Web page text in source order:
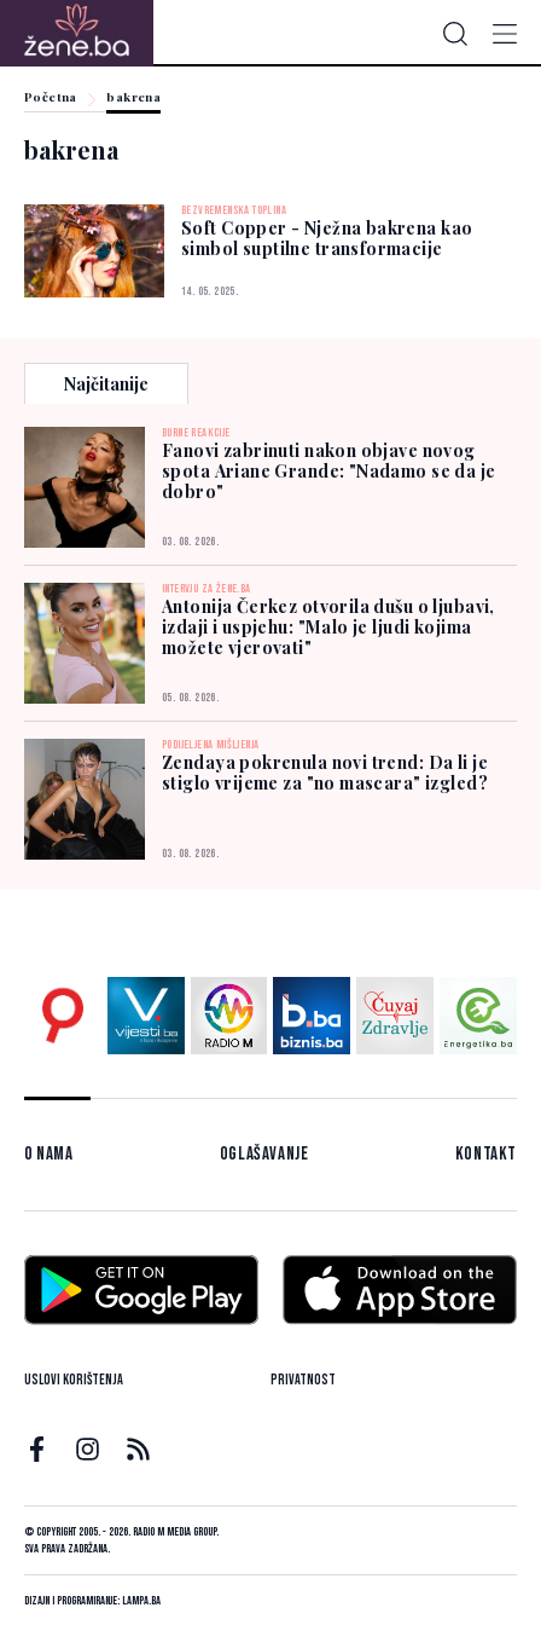
Početna bakrena
bakrena
BEZVREMENSKA TOPLINA
Soft Copper - Nježna bakrena kao
simbol suptilne transformacije
14. 05. 2025.
Najčitanije
BURNE REAKCIJE
Fanovi zabrinuti nakon objave novog
spota Ariane Grande: "Nadamo se da je
dobro"
03. 08. 2026.
INTERVJU ZA ŽENE.BA
Antonija Čerkez otvorila dušu o ljubavi,
izdaji i uspjehu: "Malo je ljudi kojima
možete vjerovati"
05. 08. 2026.
PODIJELJENA MIŠLJENJA
Zendaya pokrenula novi trend: Da li je
stiglo vrijeme za "no mascara" izgled?
03. 08. 2026.
O nama Oglašavanje Kontakt
Uslovi korištenja Privatnost
© Copyright 2005. - 2026. Radio M Media Group.
Sva prava zadržana.
Dizajn i programiranje:Lampa.ba